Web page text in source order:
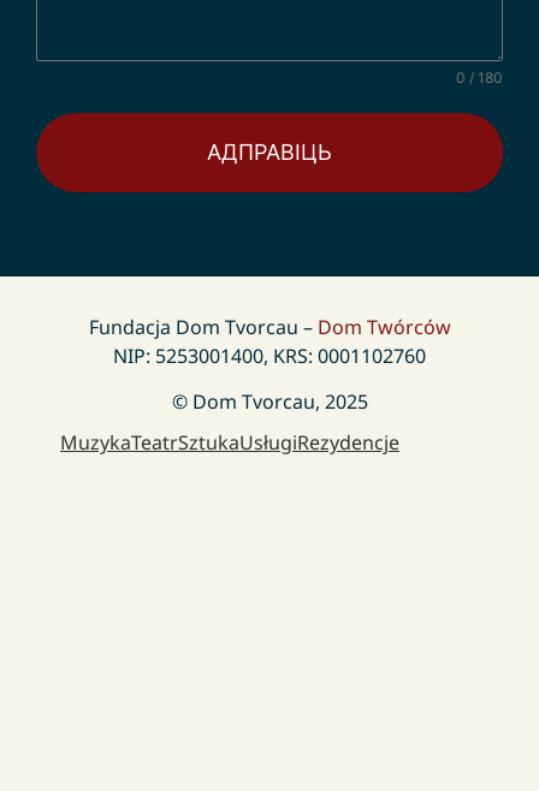
0 / 180
АДПРАВІЦЬ
Fundacja Dom Tvorcau – Dom Twórców
NIP: 5253001400, KRS: 0001102760
© Dom Tvorcau, 2025
MuzykaTeatrSztukaUsługiRezydencje